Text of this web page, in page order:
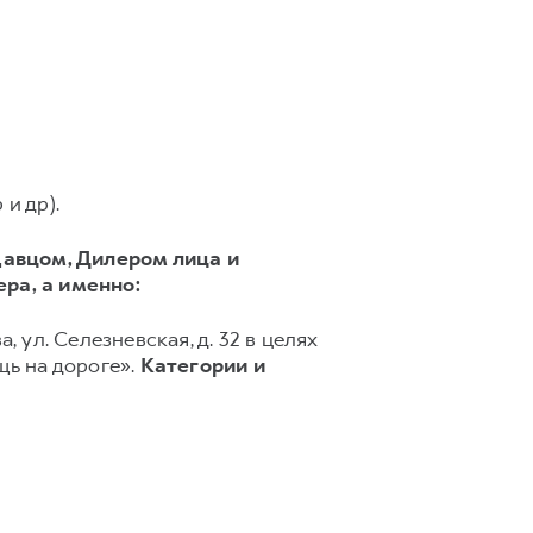
и др).
Дилером лица и
а именно:
ул. Селезневская, д. 32 в целях
на дороге». Категории и